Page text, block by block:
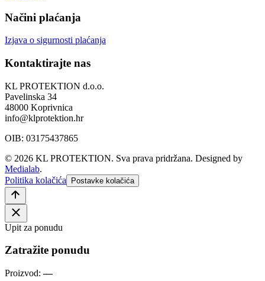
Načini plaćanja
Izjava o sigurnosti plaćanja
Kontaktirajte nas
KL PROTEKTION d.o.o.
Pavelinska 34
48000 Koprivnica
info@klprotektion.hr
OIB: 03175437865
© 2026 KL PROTEKTION. Sva prava pridržana. Designed by
Medialab.
Politika kolačića
Postavke kolačića
Upit za ponudu
Zatražite ponudu
Proizvod:—